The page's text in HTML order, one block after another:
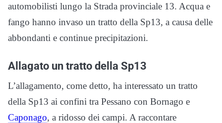
automobilisti lungo la Strada provinciale 13. Acqua e
fango hanno invaso un tratto della Sp13, a causa delle
abbondanti e continue precipitazioni.
Allagato un tratto della Sp13
L’allagamento, come detto, ha interessato un tratto
della Sp13 ai confini tra Pessano con Bornago e
Caponago, a ridosso dei campi. A raccontare